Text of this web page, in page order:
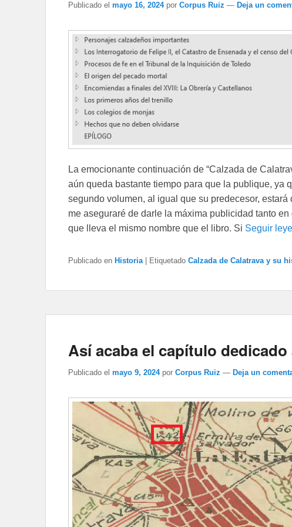
Publicado el mayo 16, 2024 por Corpus Ruiz — Deja un
La emocionante continuación de “Calzada de
aún queda bastante tiempo para que la publique, ya
segundo volumen, al igual que su predecesor,
me aseguraré de darle la máxima publicidad tanto
que lleva el mismo nombre que el libro. Si Seguir
Publicado en Historia Etiquetado Calzada de Calatrava y su
Así acaba el capítulo
Publicado el mayo 9, 2024 por Corpus Ruiz — Deja un